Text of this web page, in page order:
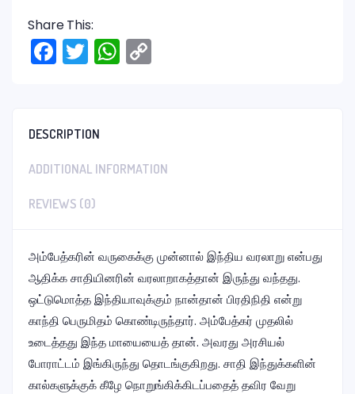
Share This:
Facebook
TwitterWhatsApp
DESCRIPTION
ADDITIONAL INFORMATION
REVIEWS (0)
அம்பேத்கரின் வருகைக்கு முன்னால் இந்திய வரலாறு என்பது
ஆதிக்க சாதியினரின் வரலாறாகத்தான் இருந்து வந்தது.
ஒட்டுமொத்த இந்தியாவுக்கும் நான்தான் பிரதிநிதி என்று
காந்தி பெருமிதம் கொண்டிருந்தார். அம்பேத்கர் முதலில்
உடைத்தது இந்த மாயையைத் தான். அவரது அரசியல்
போராட்டம் இங்கிருந்து தொடங்குகிறது. சாதி இந்துக்களின்
கால்களுக்குக் கீழே நொறுங்கிக்கிடப்பதைத் தவிர வேறு